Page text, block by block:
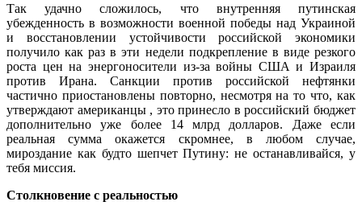
Так удачно сложилось, что внутренняя путинская
убежденность в возможности военной победы над Украиной
и восстановлении устойчивости российской экономики
получило как раз в эти недели подкрепление в виде резкого
роста цен на энергоносители из-за войны США и Израиля
против Ирана. Санкции против российской нефтянки
частично приостановлены повторно, несмотря на то что, как
утверждают американцы , это принесло в российский бюджет
дополнительно уже более 14 млрд долларов. Даже если
реальная сумма окажется скромнее, в любом случае,
мироздание как будто шепчет Путину: не останавливайся, у
тебя миссия.
Столкновение с реальностью